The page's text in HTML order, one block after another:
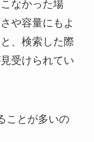
なかった場
や容量にもよ
、検索した際
受けられてい
ことが多いの